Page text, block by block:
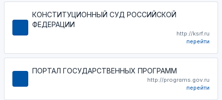
КОНСТИТУЦИОННЫЙ СУД РОССИЙСКОЙ
ФЕДЕРАЦИИ
http://ksrf.ru
перейти
ПОРТАЛ ГОСУДАРСТВЕННЫХ ПРОГРАММ
http://programs.gov.ru
перейти